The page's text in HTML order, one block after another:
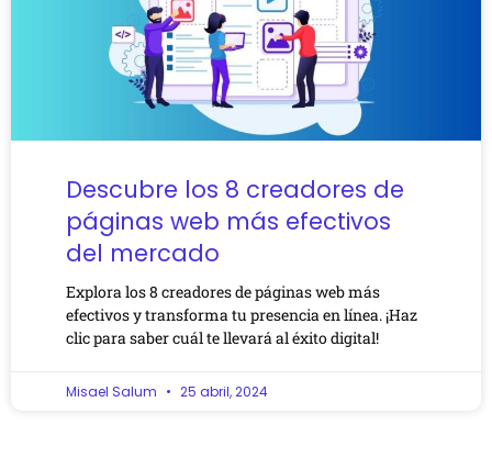
Descubre los 8 creadores de
páginas web más efectivos
del mercado
Explora los 8 creadores de páginas web más
efectivos y transforma tu presencia en línea. ¡Haz
clic para saber cuál te llevará al éxito digital!
Misael Salum 25 abril, 2024